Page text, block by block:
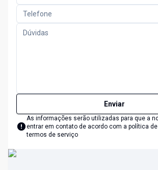
Enviar
As informações serão utilizadas para que a
entrar em contato de acordo com a política
termos de serviço